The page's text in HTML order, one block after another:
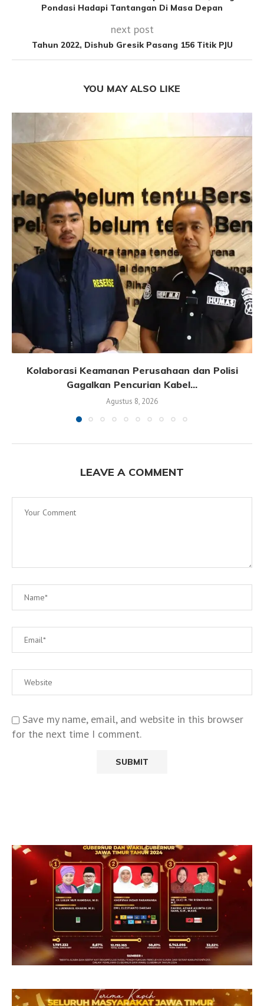
Pondasi Hadapi Tantangan Di Masa Depan
next post
Tahun 2022, Dishub Gresik Pasang 156 Titik PJU
YOU MAY ALSO LIKE
Kolaborasi Keamanan Perusahaan dan Polisi
Gagalkan Pencurian Kabel...
Agustus 8, 2026
LEAVE A COMMENT
Save my name, email, and website in this browser
for the next time I comment.